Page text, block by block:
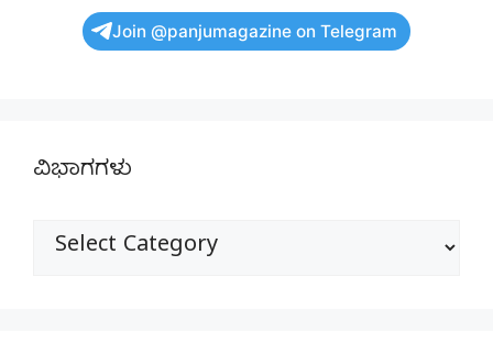
Join @panjumagazine on Telegram
ವಿಭಾಗಗಳು
ವಿಭಾಗಗಳು